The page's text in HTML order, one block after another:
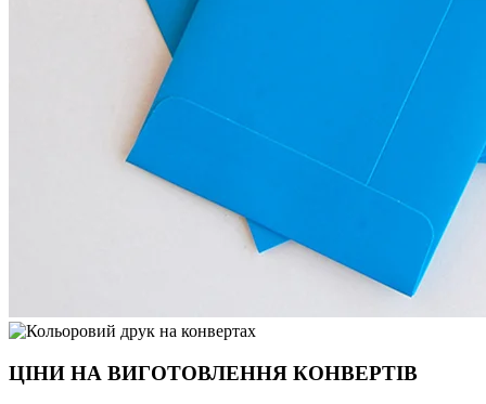
ЦІНИ НА ВИГОТОВЛЕННЯ КОНВЕРТІВ